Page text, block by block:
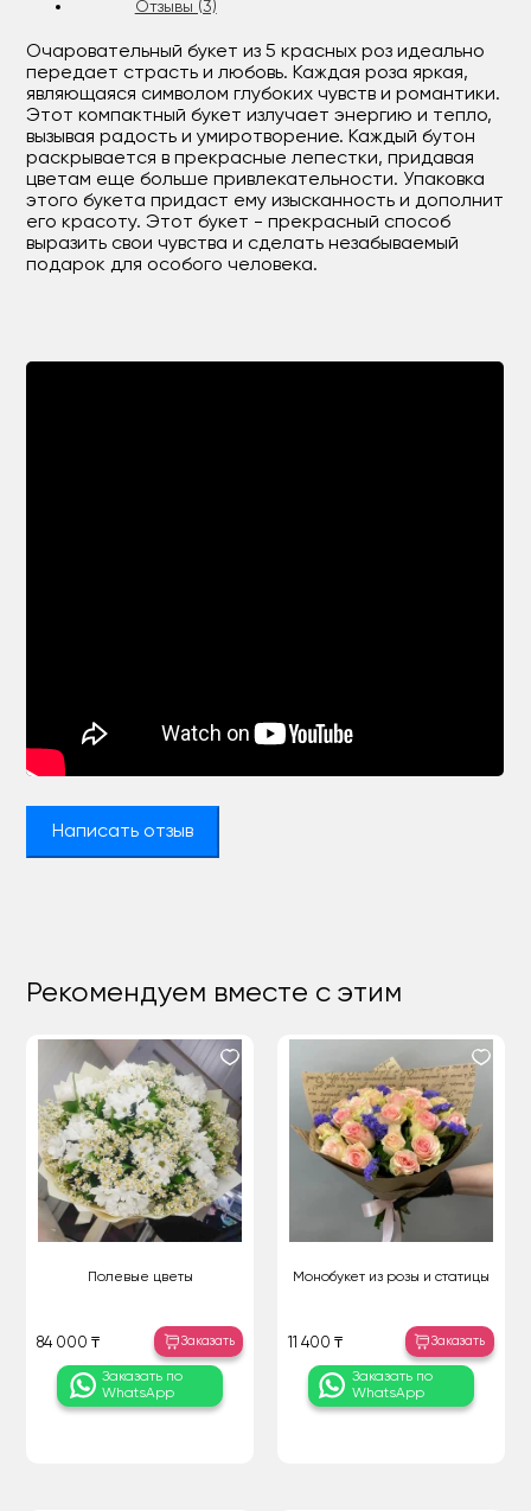
Отзывы (3)
Очаровательный букет из 5 красных роз идеально
передает страсть и любовь. Каждая роза яркая,
являющаяся символом глубоких чувств и романтики.
Этот компактный букет излучает энергию и тепло,
вызывая радость и умиротворение. Каждый бутон
раскрывается в прекрасные лепестки, придавая
цветам еще больше привлекательности. Упаковка
этого букета придаст ему изысканность и дополнит
его красоту. Этот букет - прекрасный способ
выразить свои чувства и сделать незабываемый
подарок для особого человека.
Написать отзыв
Рекомендуем вместе с этим
Полевые цветы
84 000 ₸ Заказать
Заказать по
WhatsApp
Монобукет из розы и статицы
11 400 ₸ Заказать
Заказать по
WhatsApp